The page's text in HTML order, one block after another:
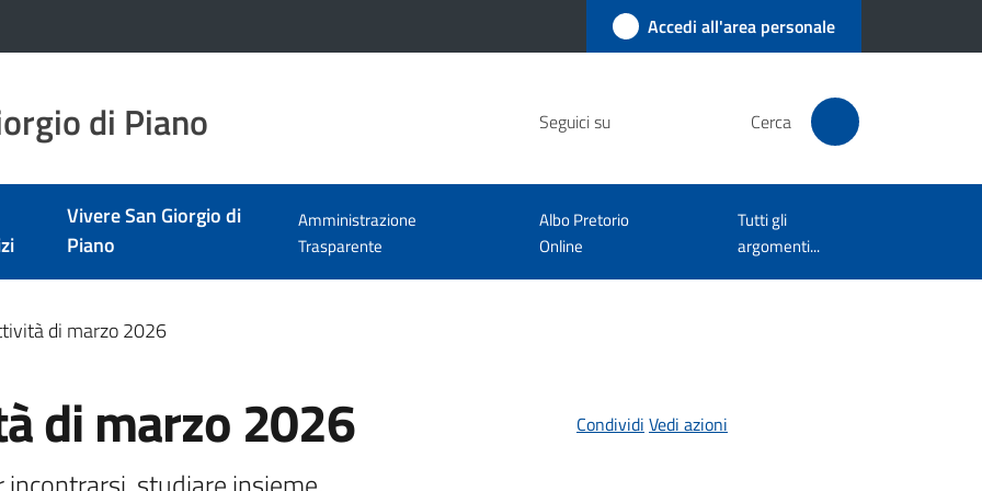
Accedi all'area personale
di Piano Seguici su Cerca
Vivere San Giorgio di
Piano
Amministrazione
Trasparente
Albo Pretorio
Online
Tutti gli
argomenti...
di marzo 2026
di marzo 2026 Condividi Vedi azioni